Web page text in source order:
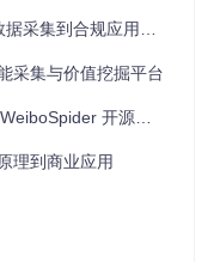
解析准确率，尤其对
理效果显著。
次反爬机制：
合规应用的高效指南
采集与价值挖掘平台
开源采集工具终极指南
理到商业应用